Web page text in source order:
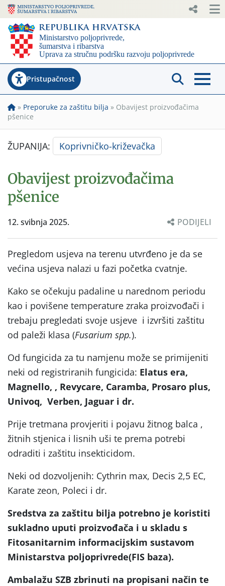
Pristupačnost
» Preporuke za zaštitu bilja » Obavijest proizvođačima
pšenice
ŽUPANIJA: Koprivničko-križevačka
Obavijest proizvođačima
pšenice
12. svibnja 2025. PODIJELI
Pregledom usjeva na terenu utvrđeno je da se
većina usjeva nalazi u fazi početka cvatnje.
Kako se očekuju padaline u narednom periodu
kao i povišene temperature zraka proizvođači i
trebaju pregledati svoje usjeve i izvršiti zaštitu
od paleži klasa (Fusarium spp.).
Od fungicida za tu namjenu može se primijeniti
neki od registriranih fungicida: Elatus era,
Magnello, , Revycare, Caramba, Prosaro plus,
Univoq, Verben, Jaguar i dr.
Prije tretmana provjeriti i pojavu žitnog balca ,
žitnih stjenica i lisnih uši te prema potrebi
odraditi i zaštitu insekticidom.
Neki od dozvoljenih: Cythrin max, Decis 2,5 EC,
Karate zeon, Poleci i dr.
Sredstva za zaštitu bilja potrebno je koristiti
sukladno uputi proizvođača i u skladu s
Fitosanitarnim informacijskim sustavom
Ministarstva poljoprivrede(FIS baza).
Ambalažu SZB zbrinuti na propisani način te